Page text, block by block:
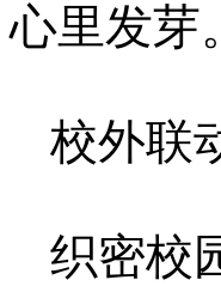
心里发芽
校外联
织密校